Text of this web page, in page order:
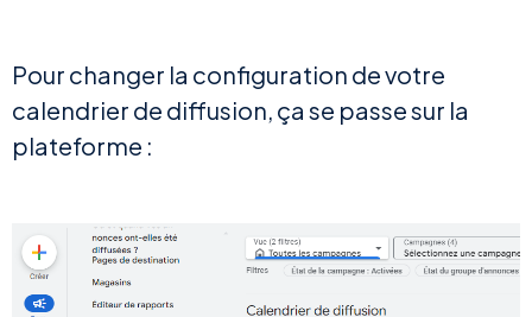
Pour changer la configuration de votre
calendrier de diffusion, ça se passe sur la
plateforme :